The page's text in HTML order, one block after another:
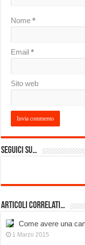
Nome*
Email*
Sito web
Seguici su…
Articoli Correlati…
Come avere una
1 Marzo 2015